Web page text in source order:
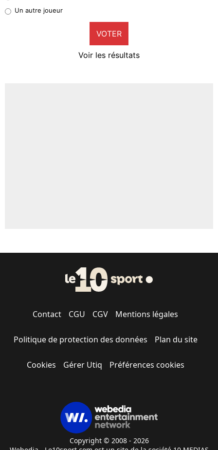
9%
Un autre joueur
VOTER
Voir les résultats
Contact CGU CGV Mentions légales
Politique de protection des données Plan du site
Cookies Gérer Utiq Préférences cookies
Copyright © 2008 - 2026